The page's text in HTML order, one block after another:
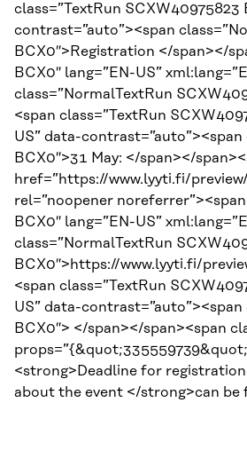
class=”TextRun SCXW40975823
contrast=”auto”><span
BCX0″>Registration </span></
BCX0″ lang=”EN-US”
class=”NormalTextRun
<span class=”TextRun
US” data-
BCX0″>31 May: </span></
href=”https://www.lyyti.fi/
rel=”noopener
BCX0″ lang=”EN-US”
class=”NormalTextRun
BCX0″>https://www.lyyti.fi/
<span class=”TextRun
US” data-
BCX0″> </span></span><span
<strong>Deadline for
about the event </strong>can be